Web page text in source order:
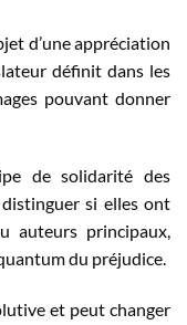
d’une appréciation
définit dans les
pouvant donner
de solidarité des
si elles ont
auteurs principaux,
du préjudice.
et peut changer